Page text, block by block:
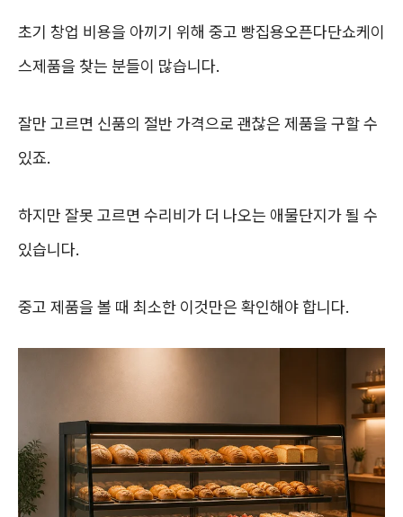
초기 창업 비용을 아끼기 위해 중고 빵집용오픈다단쇼케이
스제품을 찾는 분들이 많습니다.
잘만 고르면 신품의 절반 가격으로 괜찮은 제품을 구할 수
있죠.
하지만 잘못 고르면 수리비가 더 나오는 애물단지가 될 수
있습니다.
중고 제품을 볼 때 최소한 이것만은 확인해야 합니다.